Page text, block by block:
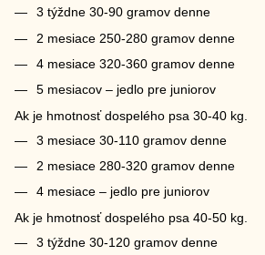
3 týždne 30-90 gramov denne
2 mesiace 250-280 gramov denne
4 mesiace 320-360 gramov denne
5 mesiacov – jedlo pre juniorov
Ak je hmotnosť dospelého psa 30-40 kg.
3 mesiace 30-110 gramov denne
2 mesiace 280-320 gramov denne
4 mesiace – jedlo pre juniorov
Ak je hmotnosť dospelého psa 40-50 kg.
3 týždne 30-120 gramov denne